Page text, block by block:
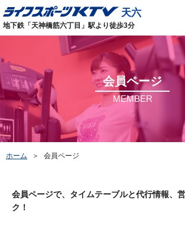
天六
地下鉄「天神橋筋六丁目」駅より徒歩3分
会員ページ
MEMBER
ホーム ＞ 会員ページ
会員ページで、タイムテーブルと代行情報、
ク！